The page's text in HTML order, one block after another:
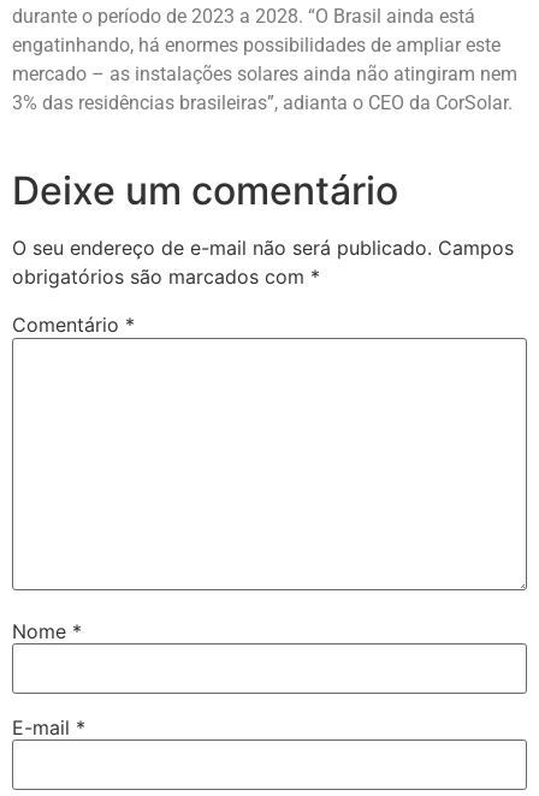
durante o período de 2023 a 2028. “O Brasil ainda está
engatinhando, há enormes possibilidades de ampliar este
mercado – as instalações solares ainda não atingiram nem
3% das residências brasileiras”, adianta o CEO da CorSolar.
Deixe um comentário
O seu endereço de e-mail não será publicado. Campos
obrigatórios são marcados com *
Comentário *
Nome *
E-mail *